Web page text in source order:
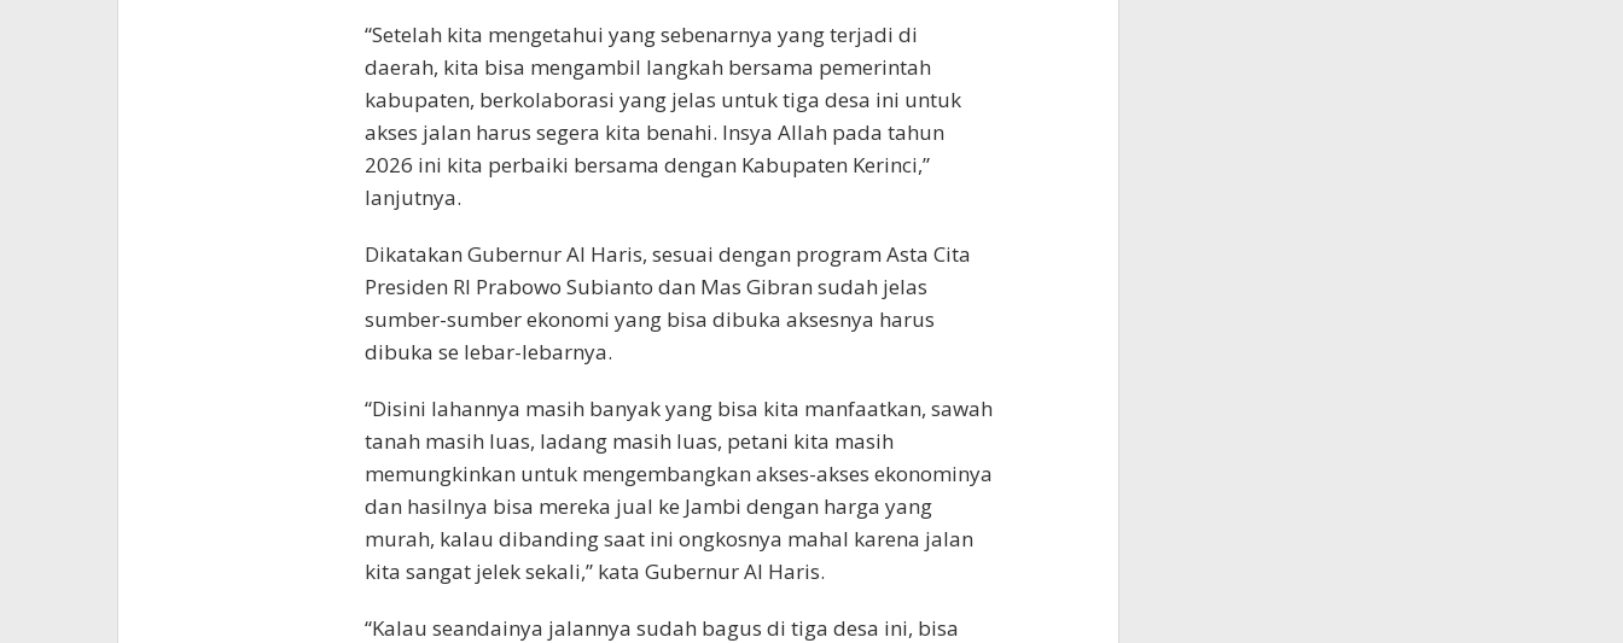
“Setelah kita mengetahui yang sebenarnya yang terjadi di
daerah, kita bisa mengambil langkah bersama pemerintah
kabupaten, berkolaborasi yang jelas untuk tiga desa ini untuk
akses jalan harus segera kita benahi. Insya Allah pada tahun
2026 ini kita perbaiki bersama dengan Kabupaten Kerinci,”
lanjutnya.
Dikatakan Gubernur Al Haris, sesuai dengan program Asta Cita
Presiden RI Prabowo Subianto dan Mas Gibran sudah jelas
sumber-sumber ekonomi yang bisa dibuka aksesnya harus
dibuka se lebar-lebarnya.
“Disini lahannya masih banyak yang bisa kita manfaatkan, sawah
tanah masih luas, ladang masih luas, petani kita masih
memungkinkan untuk mengembangkan akses-akses ekonominya
dan hasilnya bisa mereka jual ke Jambi dengan harga yang
murah, kalau dibanding saat ini ongkosnya mahal karena jalan
kita sangat jelek sekali,” kata Gubernur Al Haris.
“Kalau seandainya jalannya sudah bagus di tiga desa ini, bisa